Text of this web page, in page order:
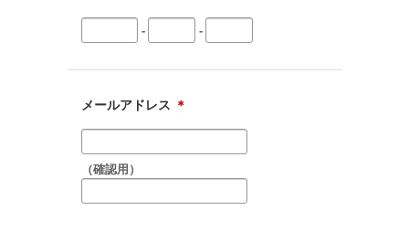
- -
メールアドレス ＊
（確認用）